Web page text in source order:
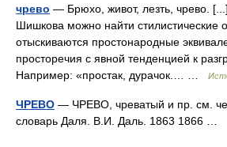
чрево — Брюхо, живот, лезть, чрево.
Шишкова можно найти стилистические
отыскиваются простонародные
просторечия с явной тенденцией к
Например: «простак, дурачок.… …
ЧРЕВО — ЧРЕВО, чреватый и пр. см.
словарь Даля. В.И. Даль. 1863 1866 …